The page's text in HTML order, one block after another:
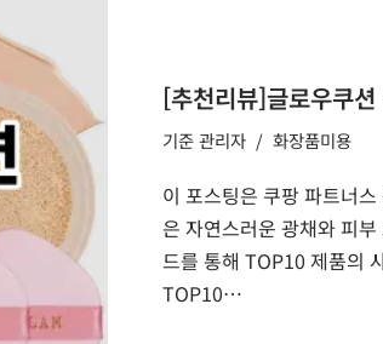
[추천리뷰]글로우쿠
기준관리자 화장품미용
이 포스팅은 쿠팡 파트너
은 자연스러운 광채와 피
드를 통해 TOP10 제품의
TOP10…